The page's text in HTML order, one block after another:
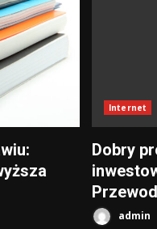
Internet
Dobry
admin